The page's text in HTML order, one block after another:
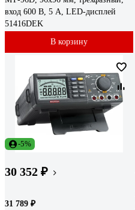
вход 600 В, 5 А, LED-дисплей
51416DEK
В корзину
-5%
30 352 ₽
31 789 ₽